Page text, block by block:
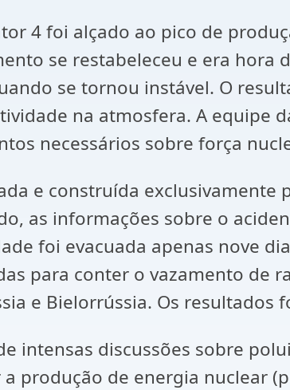
4 foi alçado ao pico de
se restabeleceu e era
se tornou instável. O
na atmosfera. A equipe
necessários sobre força
e construída
as informações sobre o
foi evacuada apenas nove
para conter o vazamento de
e Bielorrússia. Os
intensas discussões sobre
produção de energia nuclear